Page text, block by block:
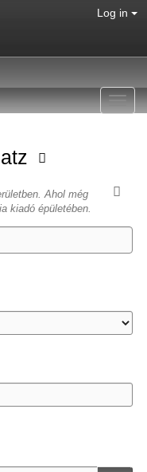
Log in
Ahol még
kiadó épületében.